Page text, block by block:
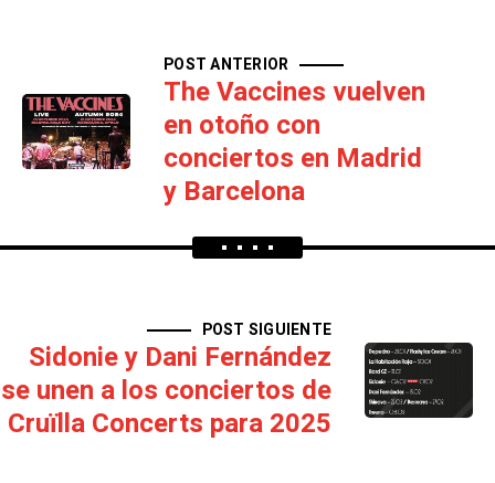
POST ANTERIOR
The Vaccines vuelven
en otoño con
conciertos en Madrid
y Barcelona
POST SIGUIENTE
Sidonie y Dani Fernández
se unen a los conciertos de
Cruïlla Concerts para 2025